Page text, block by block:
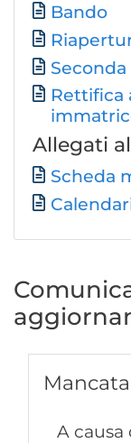
Documento
Bando
Rettifica
Allegati
Scheda
A causa